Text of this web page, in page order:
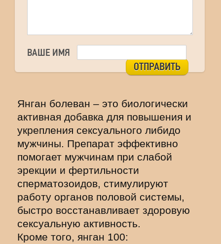
ВАШЕ ИМЯ
ОТПРАВИТЬ
Янган болеван – это биологически
активная добавка для повышения и
укрепления сексуального либидо
мужчины. Препарат эффективно
помогает мужчинам при слабой
эрекции и фертильности
сперматозоидов, стимулируют
работу органов половой системы,
быстро восстанавливает здоровую
сексуальную активность.
Кроме того, янган 100: